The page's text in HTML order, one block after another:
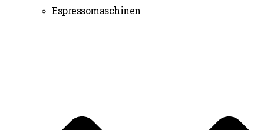
Espressomaschinen